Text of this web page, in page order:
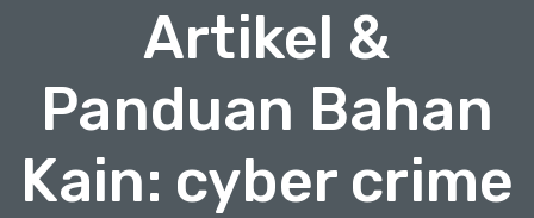
Artikel &
Panduan Bahan
Kain: cyber crime